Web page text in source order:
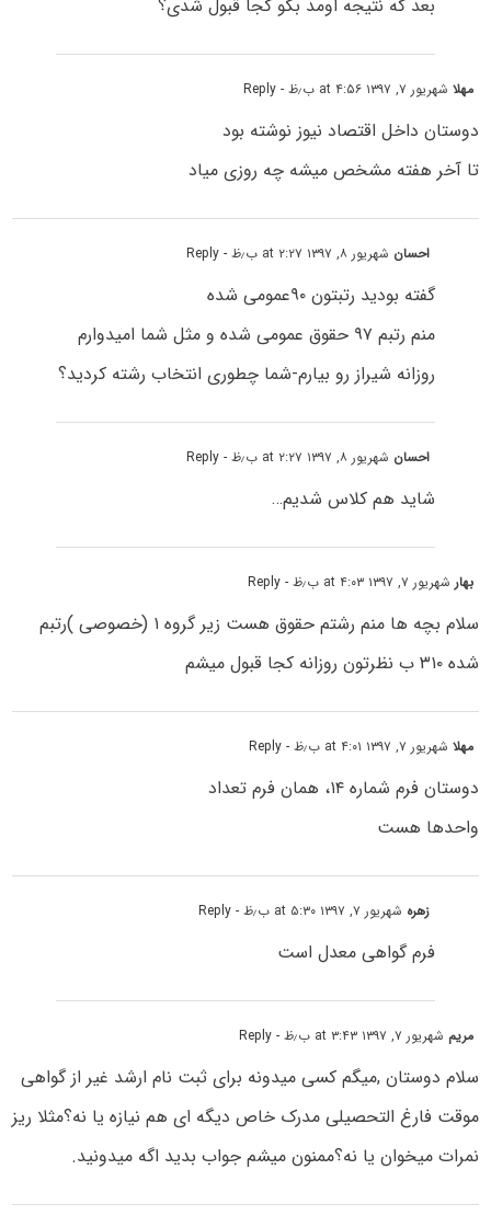
بعد که نتیجه اومد بگو کجا قبول شدی؟
مهلاشهریور ۷, ۱۳۹۷ at ۴:۵۶ ب٫ظ - Reply
دوستان داخل اقتصاد نیوز نوشته بود
تا آخر هفته مشخص میشه چه روزی میاد
احسان شهریور ۸, ۱۳۹۷ at ۲:۲۷ ب٫ظ - Reply
گفته بودید رتبتون ۹۰عمومی شده
منم رتبم ۹۷ حقوق عمومی شده و مثل شما امیدوارم
روزانه شیراز رو بیارم-شما چطوری انتخاب رشته کردید؟
احسان شهریور ۸, ۱۳۹۷ at ۲:۲۷ ب٫ظ - Reply
شاید هم کلاس شدیم…
بهار شهریور ۷, ۱۳۹۷ at ۴:۰۳ ب٫ظ - Reply
سلام بچه ها منم رشتم حقوق هست زیر گروه ۱ (خصوصی )رتبم
شده ۳۱۰ ب نظرتون روزانه کجا قبول میشم
مهلاشهریور ۷, ۱۳۹۷ at ۴:۰۱ ب٫ظ - Reply
دوستان فرم شماره ۱۴، همان فرم تعداد
واحدها هست
زهره شهریور ۷, ۱۳۹۷ at ۵:۳۰ ب٫ظ - Reply
فرم گواهی معدل است
مریم شهریور ۷, ۱۳۹۷ at ۳:۴۳ ب٫ظ - Reply
سلام دوستان ,میگم کسی میدونه برای ثبت نام ارشد غیر از گواهی
موقت فارغ التحصیلی مدرک خاص دیگه ای هم نیازه یا نه؟مثلا ریز
نمرات میخوان یا نه؟ممنون میشم جواب بدید اگه میدونید.